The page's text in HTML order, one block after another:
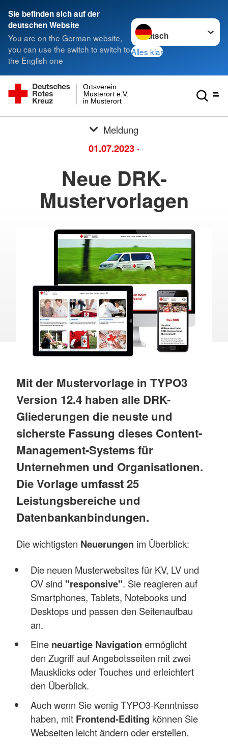
Sie befinden sich auf der
deutschen Website
You are on the German website,
you can use the switch to switch to
the English one
Sprache wechseln zu
Alles klar
in Musterort
Musterort e.V.
Ortsverein
Meldung
01.07.2023 ·
Neue DRK-
Mustervorlagen
Mit der Mustervorlage in TYPO3
Version 12.4 haben alle DRK-
Gliederungen die neuste und
sicherste Fassung dieses Content-
Management-Systems für
Unternehmen und Organisationen.
Die Vorlage umfasst 25
Leistungsbereiche und
Datenbankanbindungen.
Die wichtigsten Neuerungen im Überblick:
Die neuen Musterwebsites für KV, LV und
OV sind "responsive". Sie reagieren auf
Smartphones, Tablets, Notebooks und
Desktops und passen den Seitenaufbau
an.
Eine neuartige Navigation ermöglicht
den Zugriff auf Angebotsseiten mit zwei
Mausklicks oder Touches und erleichtert
den Überblick.
Auch wenn Sie wenig TYPO3-Kenntnisse
haben, mit Frontend-Editing können Sie
Webseiten leicht ändern oder erstellen.